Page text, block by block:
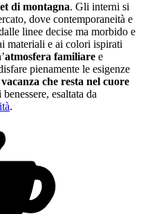
di montagna. Gli interni si
dove contemporaneità e
linee decise ma morbido e
materiali e ai colori ispirati
atmosfera familiare e
pienamente le esigenze
vacanza che resta nel cuore
esaltata da
.